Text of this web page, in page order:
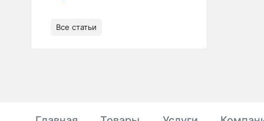
Все статьи